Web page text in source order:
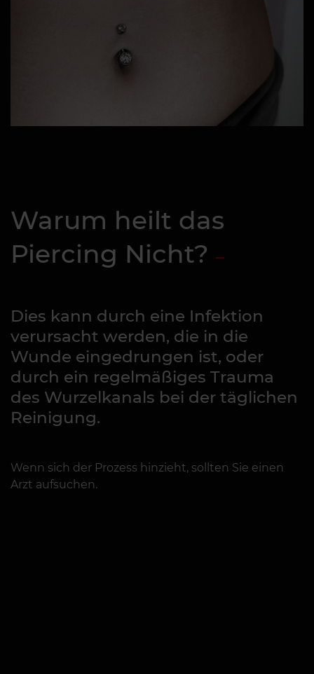
Warum heilt das
Piercing Nicht?
Dies kann durch eine Infektion
verursacht werden, die in die
Wunde eingedrungen ist, oder
durch ein regelmäßiges Trauma
des Wurzelkanals bei der täglichen
Reinigung.
Wenn sich der Prozess hinzieht, sollten Sie einen
Arzt aufsuchen.